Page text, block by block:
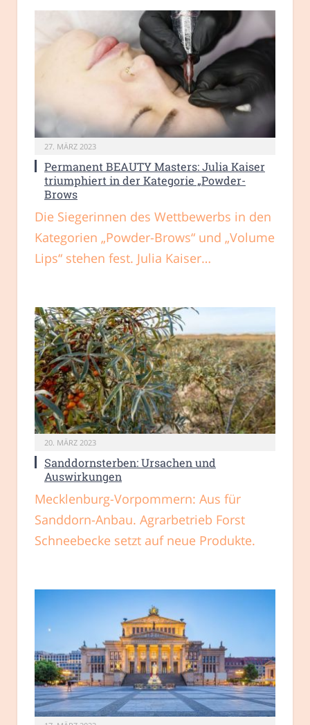
27. MÄRZ 2023
Permanent BEAUTY Masters: Julia Kaiser
triumphiert in der Kategorie „Powder-
Brows
Die Siegerinnen des Wettbewerbs in den
Kategorien „Powder-Brows“ und „Volume
Lips“ stehen fest. Julia Kaiser…
20. MÄRZ 2023
Sanddornsterben: Ursachen und
Auswirkungen
Mecklenburg-Vorpommern: Aus für
Sanddorn-Anbau. Agrarbetrieb Forst
Schneebecke setzt auf neue Produkte.